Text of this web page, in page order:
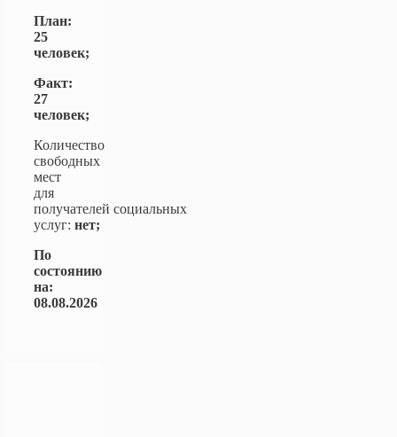
План:
25
человек;
Факт:
27
человек;
Количество
свободных
мест
для
получателей социальных
услуг: нет;
По
состоянию
на:
08.08.2026